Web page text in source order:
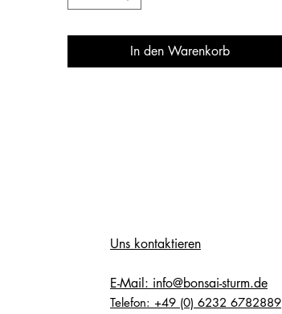
In den Warenkorb
Uns kontaktieren
E-Mail: info@bonsai-sturm.de
Telefon: +49 (0) 6232 6782889